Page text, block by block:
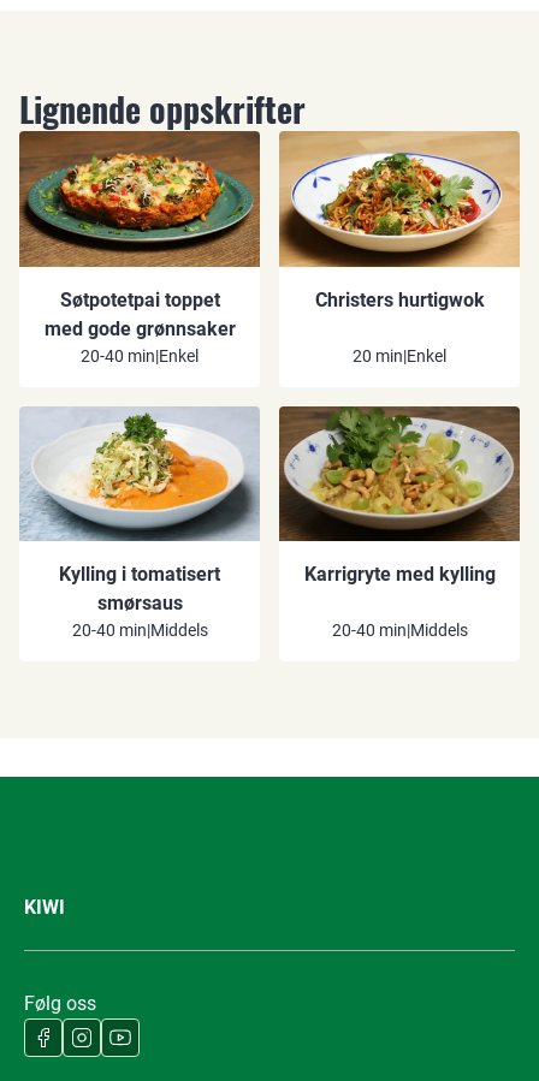
Lignende oppskrifter
Søtpotetpai toppet
med gode grønnsaker
20-40 min|Enkel
Christers hurtigwok
20 min|Enkel
Kylling i tomatisert
smørsaus
20-40 min|Middels
Karrigryte med kylling
20-40 min|Middels
KIWI
Følg oss